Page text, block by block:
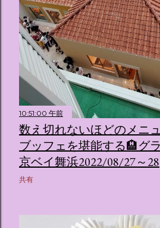
10:51:00 午前
数え切れないほどのメニ
ブッフェを堪能する🏨グ
京ベイ舞浜2022/08/27～28
共有